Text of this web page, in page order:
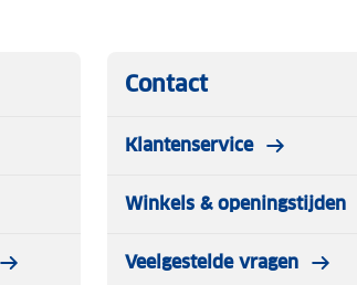
Contact
Klantenservice
Winkels & openingstijden
Veelgestelde vragen